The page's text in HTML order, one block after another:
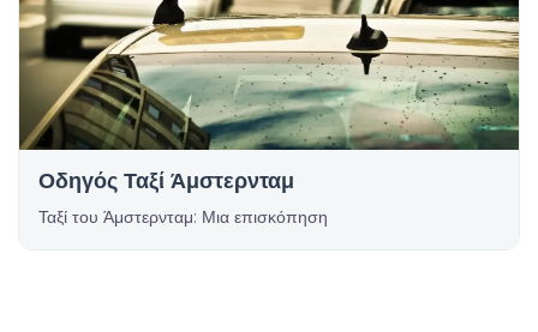
Οδηγός Ταξί Άμστερνταμ
Ταξί του Άμστερνταμ: Μια επισκόπηση